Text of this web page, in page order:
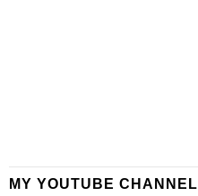
MY YOUTUBE CHANNEL